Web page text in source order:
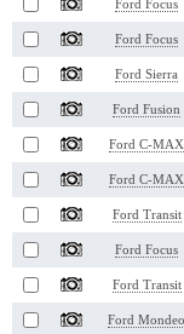
Ford Focus
Ford Focus
Ford Sierra
Ford Fusion
Ford C-MAX
Ford C-MAX
Ford Transit
Ford Focus
Ford Transit
Ford Mondeo